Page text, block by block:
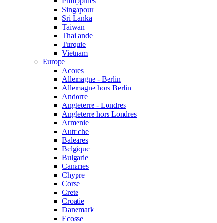
Singapour
Sri Lanka
Taiwan
Thailande
Turquie
Vietnam
Europe
Acores
Allemagne - Berlin
Allemagne hors Berlin
Andorre
Angleterre - Londres
Angleterre hors Londres
Armenie
Autriche
Baleares
Belgique
Bulgarie
Canaries
Chypre
Corse
Crete
Croatie
Danemark
Ecosse